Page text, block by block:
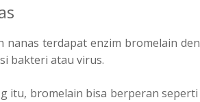
nanas terdapat enzim bromelain
bakteri atau virus.
itu, bromelain bisa berperan